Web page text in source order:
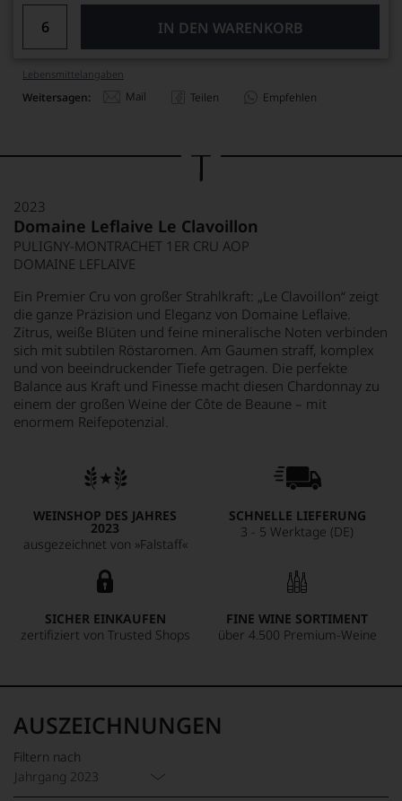
IN DEN WARENKORB
Lebensmittel­angaben
Weitersagen: Mail Teilen Empfehlen
2023
Domaine Leflaive Le Clavoillon
PULIGNY-MONTRACHET 1ER CRU AOP
DOMAINE LEFLAIVE
Ein Premier Cru von großer Strahlkraft: „Le Clavoillon“ zeigt
die ganze Präzision und Eleganz von Domaine Leflaive.
Zitrus, weiße Blüten und feine mineralische Noten verbinden
sich mit subtilen Röstaromen. Am Gaumen straff, komplex
und von beeindruckender Tiefe getragen. Die perfekte
Balance aus Kraft und Finesse macht diesen Chardonnay zu
einem der großen Weine der Côte de Beaune – mit
enormem Reifepotenzial.
WEINSHOP DES JAHRES
2023
ausgezeichnet von »Falstaff«
SCHNELLE LIEFERUNG
3 - 5 Werktage (DE)
SICHER EINKAUFEN
zertifiziert von Trusted Shops
FINE WINE SORTIMENT
über 4.500 Premium-Weine
AUSZEICHNUNGEN
Filtern nach
Jahrgang 2023